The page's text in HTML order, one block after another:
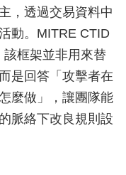
，透過交易資料中
動。MITRE CTID
框架並非用來替
是回答「攻擊者在
麼做」，讓團隊能
脈絡下改良規則設